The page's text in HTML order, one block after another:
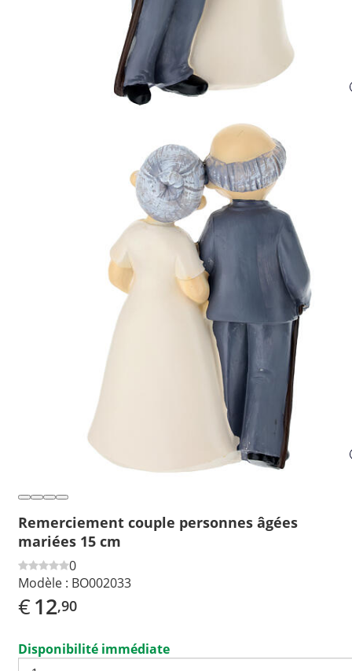
Remerciement couple personnes âgées
mariées 15 cm
0
Modèle : BO002033
€12,90
Disponibilité immédiate